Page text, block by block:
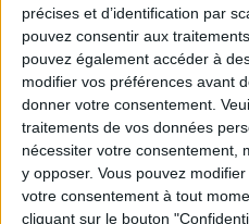
précises et d’identification par
pouvez consentir aux
pouvez également accéder à
modifier vos préférences avant
donner votre consentement.
traitements de vos données
nécessiter votre consentement,
y opposer. Vous pouvez
votre consentement à tout
cliquant sur le bouton